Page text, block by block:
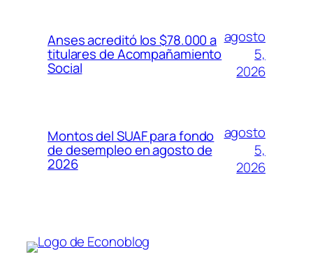
Anses acreditó los $78.000 a
titulares de Acompañamiento
Social
agosto
5,
2026
Montos del SUAF para fondo
de desempleo en agosto de
2026
agosto
5,
2026